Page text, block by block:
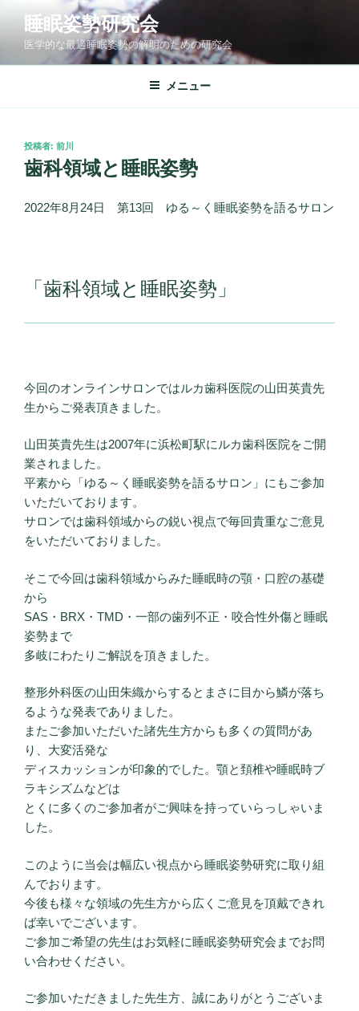
ン
へ
睡眠姿勢研究会
医学的な最適睡眠姿勢の解明のための研究会
メニュー
投
稿
日:
投稿者: 前川
歯科領域と睡眠姿勢
2022年8月24日 第13回 ゆる～く睡眠姿勢を語るサロン
「歯科領域と睡眠姿勢」
今回のオンラインサロンではルカ歯科医院の山田英貴先
生からご発表頂きました。
山田英貴先生は2007年に浜松町駅にルカ歯科医院をご開
業されました。
平素から「ゆる～く睡眠姿勢を語るサロン」にもご参加
いただいております。
サロンでは歯科領域からの鋭い視点で毎回貴重なご意見
をいただいておりました。
そこで今回は歯科領域からみた睡眠時の顎・口腔の基礎
から
SAS・BRX・TMD・一部の歯列不正・咬合性外傷と睡眠
姿勢まで
多岐にわたりご解説を頂きました。
整形外科医の山田朱織からするとまさに目から鱗が落ち
るような発表でありました。
またご参加いただいた諸先生方からも多くの質問があ
り、大変活発な
ディスカッションが印象的でした。顎と頚椎や睡眠時ブ
ラキシズムなどは
とくに多くのご参加者がご興味を持っていらっしゃいま
した。
このように当会は幅広い視点から睡眠姿勢研究に取り組
んでおります。
今後も様々な領域の先生方から広くご意見を頂戴できれ
ば幸いでございます。
ご参加ご希望の先生はお気軽に睡眠姿勢研究会までお問
い合わせください。
ご参加いただきました先生方、誠にありがとうございま